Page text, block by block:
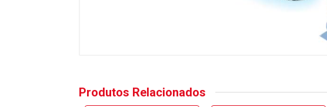
Produtos Relacionados